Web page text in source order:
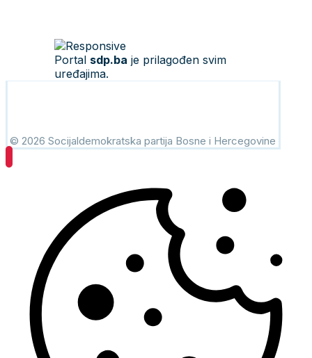
Portal sdp.ba je prilagođen svim
uređajima.
© 2026 Socijaldemokratska partija Bosne i Hercegovine